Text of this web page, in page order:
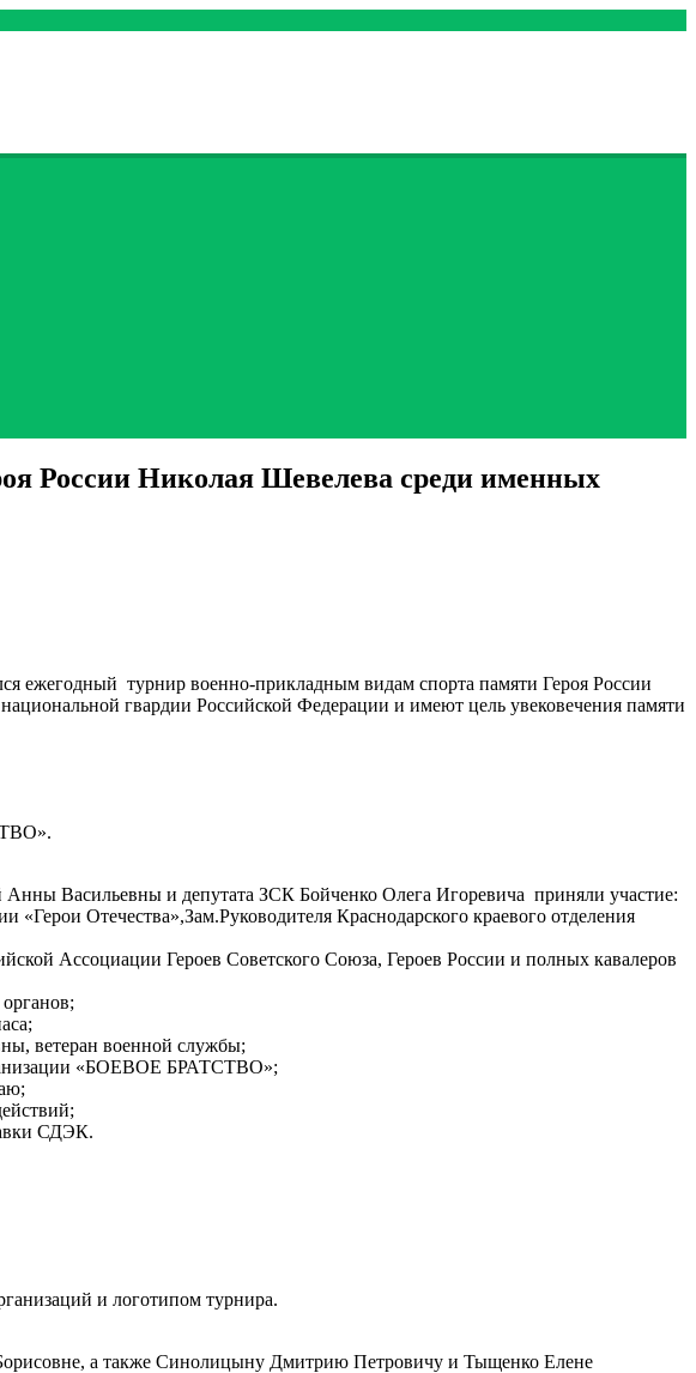
России Николая Шевелева среди именных
турнир военно-прикладным видам спорта памяти Героя России
гвардии Российской Федерации и имеют цель увековечения памяти
Васильевны и депутата ЗСК Бойченко Олега Игоревича приняли участие:
Отечества»,Зам.Руководителя Краснодарского краевого отделения
Ассоциации Героев Советского Союза, Героев России и полных кавалеров
ветеран военной службы;
«БОЕВОЕ БРАТСТВО»;
СДЭК.
и логотипом турнира.
а также Синолицыну Дмитрию Петровичу и Тыщенко Елене